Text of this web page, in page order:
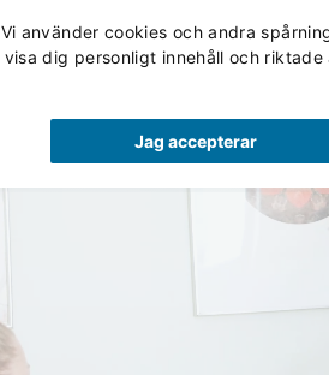
Vi använder cookies och andra
visa dig personligt innehåll och
Jag accepterar
Våra utbildningar Validering